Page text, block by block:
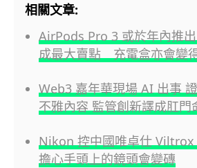
相關文章:
AirPods Pro 3 或於年內推
成最大賣點 充電盒亦會變
Web3 嘉年華現場 AI 出事
不雅內容 監管創新譯成肛門
Nikon 控中國唯卓仕 Viltrox
擔心手頭上的鏡頭會變磚